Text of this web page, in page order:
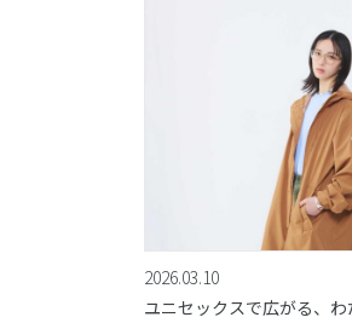
2026.03.10
ユニセックスで広がる、